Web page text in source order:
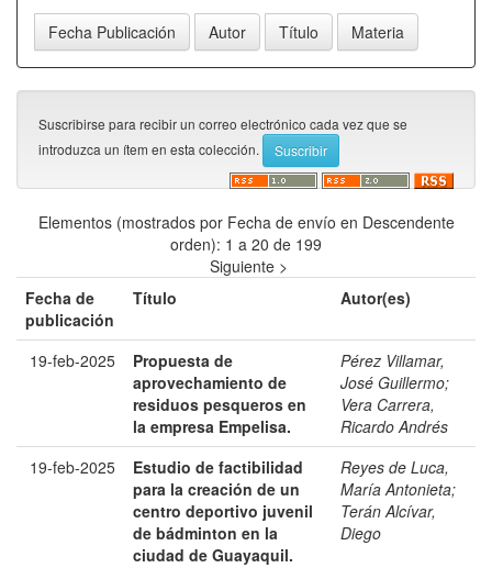
Suscribirse para recibir un correo electrónico cada vez que se
introduzca un ítem en esta colección.
Elementos (mostrados por Fecha de envío en Descendente
orden): 1 a 20 de 199
Siguiente >
Fecha de
publicación
Título Autor(es)
19-feb-2025
Propuesta de
aprovechamiento de
residuos pesqueros en
la empresa Empelisa.
Pérez Villamar,
José Guillermo;
Vera Carrera,
Ricardo Andrés
19-feb-2025
Estudio de factibilidad
para la creación de un
centro deportivo juvenil
de bádminton en la
ciudad de Guayaquil.
Reyes de Luca,
María Antonieta;
Terán Alcívar,
Diego